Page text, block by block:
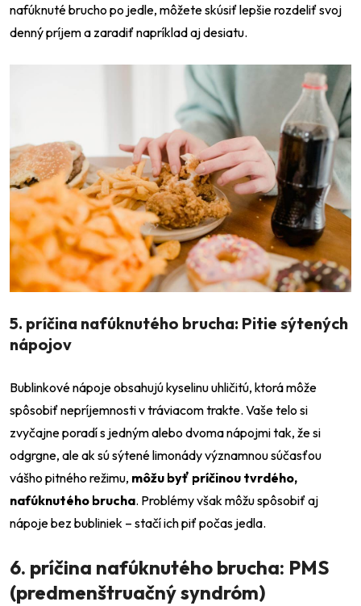
nafúknuté brucho po jedle, môžete skúsiť lepšie rozdeliť svoj
denný príjem a zaradiť napríklad aj desiatu.
5. príčina nafúknutého brucha: Pitie sýtených
nápojov
Bublinkové nápoje obsahujú kyselinu uhličitú, ktorá môže
spôsobiť nepríjemnosti v tráviacom trakte. Vaše telo si
zvyčajne poradí s jedným alebo dvoma nápojmi tak, že si
odgrgne, ale ak sú sýtené limonády významnou súčasťou
vášho pitného režimu, môžu byť príčinou tvrdého,
nafúknutého brucha. Problémy však môžu spôsobiť aj
nápoje bez bubliniek – stačí ich piť počas jedla.
6. príčina nafúknutého brucha: PMS
(predmenštruačný syndróm)